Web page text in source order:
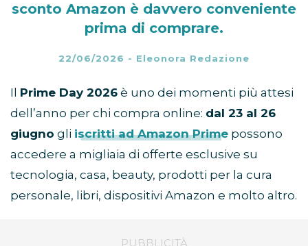
sconto Amazon è davvero conveniente
prima di comprare.
22/06/2026 - Eleonora Redazione
Il Prime Day 2026 è uno dei momenti più attesi
dell’anno per chi compra online: dal 23 al 26
giugno gli iscritti ad Amazon Prime possono
accedere a migliaia di offerte esclusive su
tecnologia, casa, beauty, prodotti per la cura
personale, libri, dispositivi Amazon e molto altro.